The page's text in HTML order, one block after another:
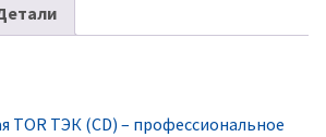
TOR ТЭК (CD) – профессиональное